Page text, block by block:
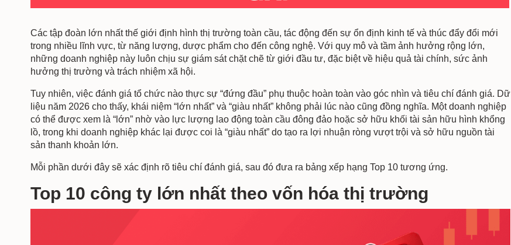
Các tập đoàn lớn nhất thế giới định hình thị trường toàn cầu, tác động đến sự ổn định kinh tế và thúc đẩy đổi mới
trong nhiều lĩnh vực, từ năng lượng, dược phẩm cho đến công nghệ. Với quy mô và tầm ảnh hưởng rộng lớn,
những doanh nghiệp này luôn chịu sự giám sát chặt chẽ từ giới đầu tư, đặc biệt về hiệu quả tài chính, sức ảnh
hưởng thị trường và trách nhiệm xã hội.
Tuy nhiên, việc đánh giá tổ chức nào thực sự “đứng đầu” phụ thuộc hoàn toàn vào góc nhìn và tiêu chí đánh giá. Dữ
liệu năm 2026 cho thấy, khái niệm “lớn nhất” và “giàu nhất” không phải lúc nào cũng đồng nghĩa. Một doanh nghiệp
có thể được xem là “lớn” nhờ vào lực lượng lao động toàn cầu đông đảo hoặc sở hữu khối tài sản hữu hình khổng
lồ, trong khi doanh nghiệp khác lại được coi là “giàu nhất” do tạo ra lợi nhuận ròng vượt trội và sở hữu nguồn tài
sản thanh khoản lớn.
Mỗi phần dưới đây sẽ xác định rõ tiêu chí đánh giá, sau đó đưa ra bảng xếp hạng Top 10 tương ứng.
Top 10 công ty lớn nhất theo vốn hóa thị trường